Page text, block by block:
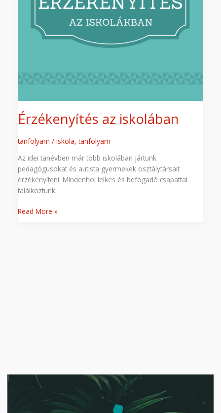
Érzékenyítés az iskolában
tanfolyam /iskola,tanfolyam
Az idei tanévben már több iskolában jártunk
pedagógusokat és autista gyermekek osztálytársait
érzékenyíteni. Mindenhol lelkes és befogadó csapattal
találkoztunk.
Read More »